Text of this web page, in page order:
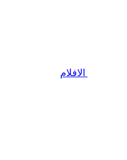
الافلام